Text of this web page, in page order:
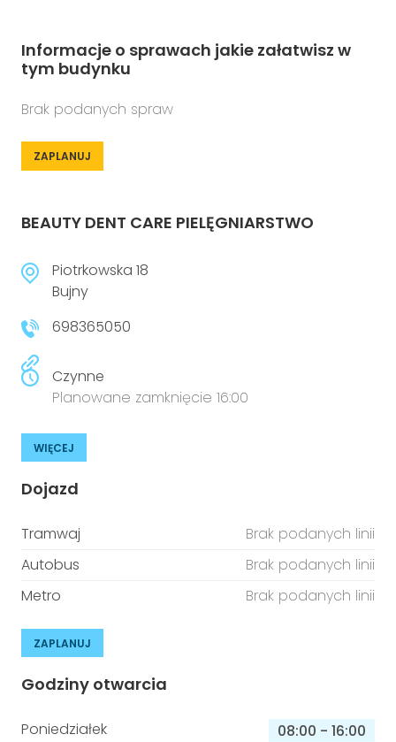
Informacje o sprawach jakie załatwisz w
tym budynku
Brak podanych spraw
ZAPLANUJ
BEAUTY DENT CARE PIELĘGNIARSTWO
Piotrkowska 18
Bujny
698365050
Czynne
Planowane zamknięcie 16:00
WIĘCEJ
Dojazd
Tramwaj
Brak podanych linii
Autobus
Brak podanych linii
Metro
Brak podanych linii
ZAPLANUJ
Godziny otwarcia
Poniedziałek 08:00 - 16:00